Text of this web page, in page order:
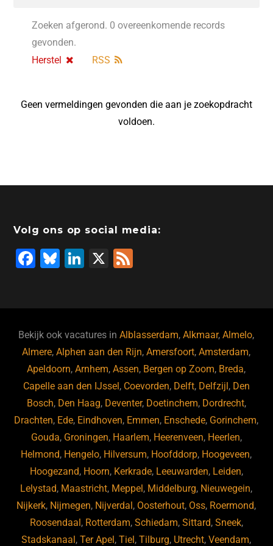
Zoeken afgerond. 0 overeenkomende records
gevonden.
Herstel
RSS
Geen vermeldingen gevonden die aan je zoekopdracht
voldoen.
Volg ons op social media:
F
b
o
o
k
Bl
ky
Li
dI
n
X
Bekijk ook vacatures inAlblasserdam,Alkmaar,Almelo,
Almere,Alphen aan den Rijn,Amersfoort,Amsterdam,
Apeldoorn,Arnhem,Assen, Bergen op Zoom, Breda,
Capelle aan den IJssel , Coevorden, Delft, Delfzijl , Den
Bosch, Den Haag, Deventer, Doetinchem, Dordrecht,
Drachten, Ede, Eindhoven, Emmen, Enschede, Gorinchem,
Gouda, Groningen, Haarlem, Heerenveen, Heerlen,
Helmond, Hengelo, Hilversum, Hoofddorp, Hoogeveen,
Hoogezand, Hoorn, Kerkrade, Leeuwarden, Leiden,
Lelystad, Maastricht, Meppel , Middelburg, Nieuwegein,
Nijkerk, Nijmegen, Nijverdal , Oosterhout, Oss, Roermond,
Roosendaal , Rotterdam, Schiedam, Sittard, Sneek,
Stadskanaal ,Ter Apel ,Tiel ,Tilburg, Utrecht,Veendam,